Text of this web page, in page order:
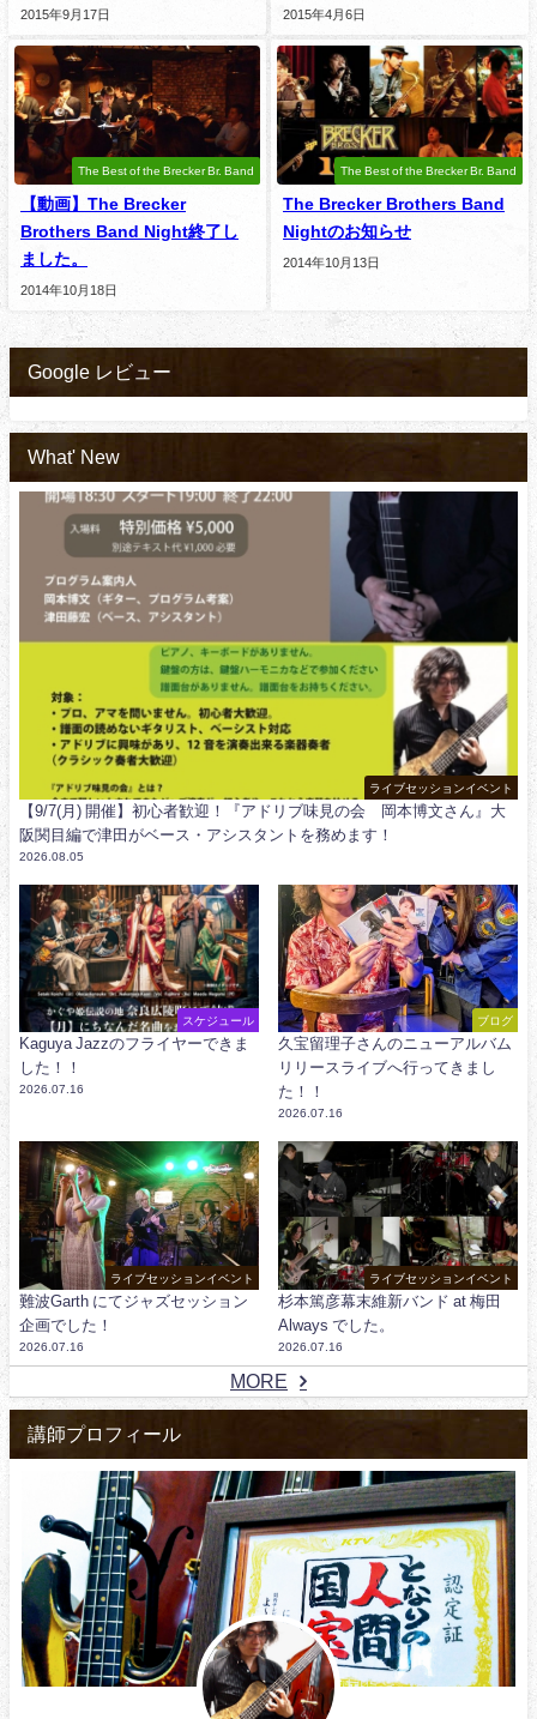
2015年9月17日 2015年4月6日
The Best of the Brecker Br. Band
【動画】The Brecker
Brothers Band Night終了し
ました。
2014年10月18日
The Best of the Brecker Br. Band
The Brecker Brothers Band
Nightのお知らせ
2014年10月13日
Google レビュー
What' New
ライブセッションイベント
【9/7(月) 開催】初心者歓迎！『アドリブ味見の会 岡本博文さん』大
阪関目編で津田がベース・アシスタントを務めます！
2026.08.05
スケジュール
Kaguya Jazzのフライヤーできま
した！！
2026.07.16
ブログ
久宝留理子さんのニューアルバム
リリースライブへ行ってきまし
た！！
2026.07.16
ライブセッションイベント
難波Garth にてジャズセッション
企画でした！
2026.07.16
ライブセッションイベント
杉本篤彦幕末維新バンド at 梅田
Always でした。
2026.07.16
MORE
講師プロフィール